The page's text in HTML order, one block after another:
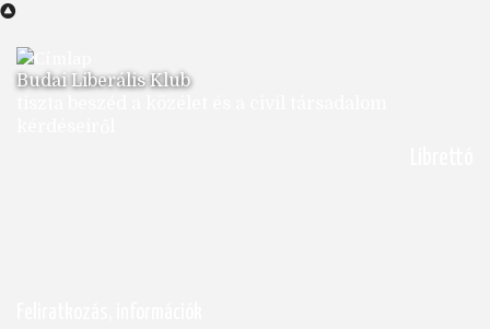
Ugrás
tartalomra
Budai Liberális Klub